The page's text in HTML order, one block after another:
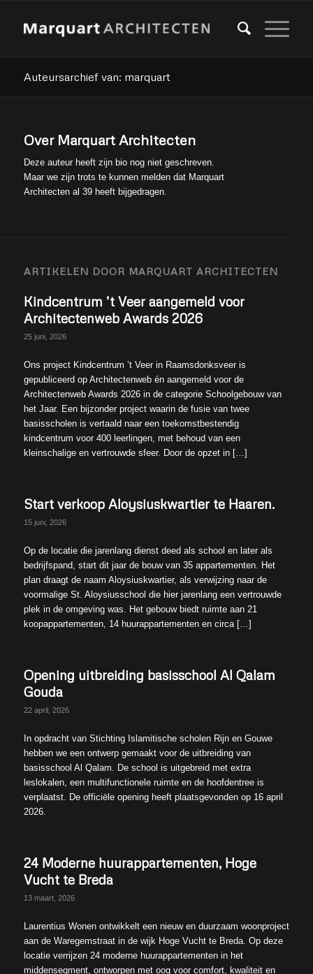
Auteursarchief van: marquart
Over Marquart Architecten
Deze auteur heeft zijn bio nog niet geschreven.
Maar we zijn trots te kunnen melden dat Marquart
Architectenal 39 heeft bijgedragen.
ARTIKELEN DOOR MARQUART ARCHITECTEN
Kindcentrum ’t Veer aangemeld voor
Architectenweb Awards 2026
25 juni, 2026
Ons project Kindcentrum ’t Veer in Raamsdonksveer is
gepubliceerd op Architectenweb én aangemeld voor de
Architectenweb Awards 2026 in de categorie Schoolgebouw van
het Jaar. Een bijzonder project waarin de fusie van twee
basisscholen is vertaald naar een toekomstbestendig
kindcentrum voor 400 leerlingen, met behoud van een
kleinschalige en vertrouwde sfeer. Door de opzet in […]
Start verkoop Aloysiuskwartier te Haaren.
15 juni, 2026
Op de locatie die jarenlang dienst deed als school en later als
bedrijfspand, start dit jaar de bouw van 35 appartementen. Het
plan draagt de naam Aloysiuskwartier, als verwijzing naar de
voormalige St. Aloysiusschool die hier jarenlang een vertrouwde
plek in de omgeving was. Het gebouw biedt ruimte aan 21
koopappartementen, 14 huurappartementen en circa […]
Opening uitbreiding basisschool Al Qalam
Gouda
22 april, 2026
In opdracht van Stichting Islamitische scholen Rijn en Gouwe
hebben we een ontwerp gemaakt voor de uitbreiding van
basisschool Al Qalam. De school is uitgebreid met extra
leslokalen, een multifunctionele ruimte en de hoofdentree is
verplaatst. De officiële opening heeft plaatsgevonden op 16 april
2026.
24 Moderne huurappartementen, Hoge
Vucht te Breda
13 maart, 2026
Laurentius Wonen ontwikkelt een nieuw en duurzaam woonproject
aan de Waregemstraat in de wijk Hoge Vucht te Breda. Op deze
locatie verrijzen 24 moderne huurappartementen in het
middensegment, ontworpen met oog voor comfort, kwaliteit en